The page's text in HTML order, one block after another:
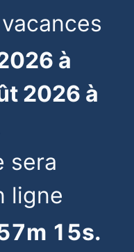
à
2026 à
sera
ligne
m 15s.